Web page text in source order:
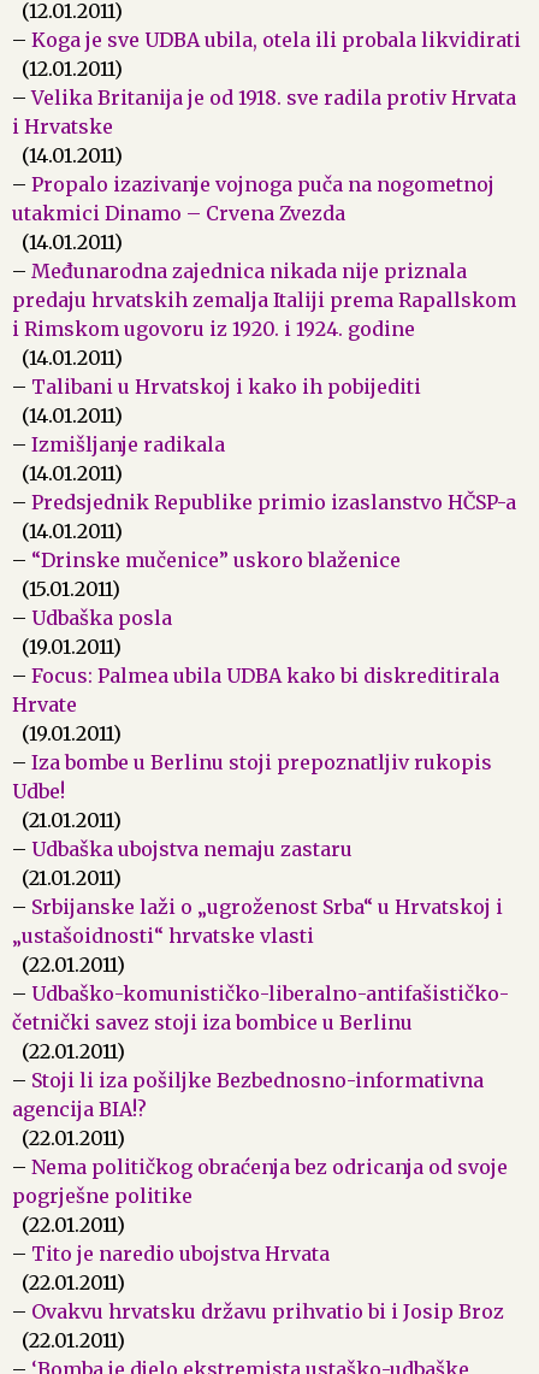
(12.01.2011)
– Koga je sve UDBA ubila, otela ili probala likvidirati
(12.01.2011)
–Velika Britanija je od 1918. sve radila protiv Hrvata
i Hrvatske
(14.01.2011)
– Propalo izazivanje vojnoga puča na nogometnoj
utakmici Dinamo – Crvena Zvezda
(14.01.2011)
– Međunarodna zajednica nikada nije priznala
predaju hrvatskih zemalja Italiji prema Rapallskom
i Rimskom ugovoru iz 1920. i 1924. godine
(14.01.2011)
– Talibani u Hrvatskoj i kako ih pobijediti
(14.01.2011)
– Izmišljanje radikala
(14.01.2011)
– Predsjednik Republike primio izaslanstvo HČSP-a
(14.01.2011)
– “Drinske mučenice” uskoro blaženice
(15.01.2011)
– Udbaška posla
(19.01.2011)
– Focus: Palmea ubila UDBA kako bi diskreditirala
Hrvate
(19.01.2011)
– Iza bombe u Berlinu stoji prepoznatljiv rukopis
Udbe!
(21.01.2011)
– Udbaška ubojstva nemaju zastaru
(21.01.2011)
– Srbijanske laži o „ugroženost Srba“ u Hrvatskoj i
„ustašoidnosti“ hrvatske vlasti
(22.01.2011)
– Udbaško-komunističko-liberalno-antifašističko-
četnički savez stoji iza bombice u Berlinu
(22.01.2011)
– Stoji li iza pošiljke Bezbednosno-informativna
agencija BIA!?
(22.01.2011)
– Nema političkog obraćenja bez odricanja od svoje
pogrješne politike
(22.01.2011)
– Tito je naredio ubojstva Hrvata
(22.01.2011)
– Ovakvu hrvatsku državu prihvatio bi i Josip Broz
(22.01.2011)
– ‘Bomba je djelo ekstremista ustaško-udbaške